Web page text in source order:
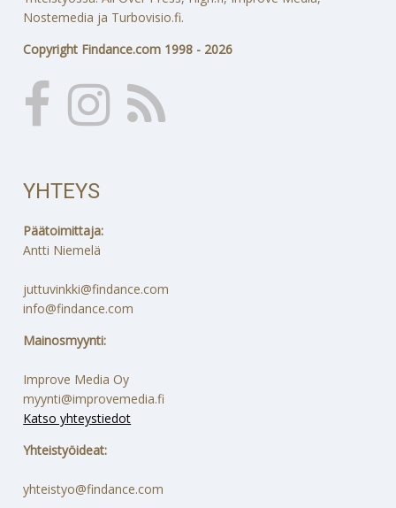
Nostemedia ja Turbovisio.fi.
Copyright Findance.com 1998 - 2026
YHTEYS
Päätoimittaja:
Antti Niemelä
juttuvinkki@findance.com
info@findance.com
Mainosmyynti:
Improve Media Oy
myynti@improvemedia.fi
Katso yhteystiedot
Yhteistyöideat:
yhteistyo@findance.com